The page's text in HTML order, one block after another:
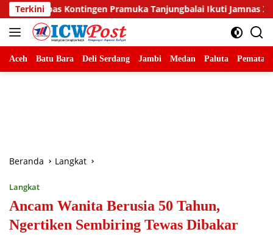
Langsung
ke
konten
Terkini
Pramuka Tanjungbalai Ikuti Jamnas XII di Cibubur
Aceh Batu Bara Deli Serdang Jambi Medan Paluta
Beranda Langkat
Langkat
Ancam Wanita Berusia 50 Tahun,
Ngertiken Sembiring Tewas Dibakar